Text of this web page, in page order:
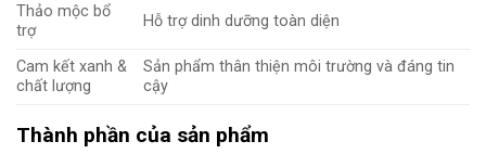
Thảo mộc bổ
trợ
Hỗ trợ dinh dưỡng toàn diện
Cam kết xanh &
chất lượng
Sản phẩm thân thiện môi trường và đáng tin
cậy
Thành phần của sản phẩm